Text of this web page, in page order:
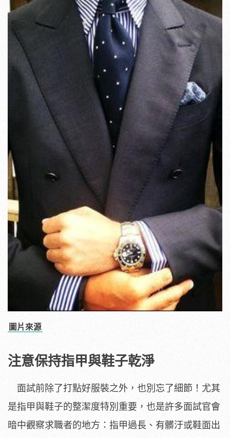
圖片來源
注意保持指甲與鞋子乾淨
面試前除了打點好服裝之外，也別忘了細節！尤其
是指甲與鞋子的整潔度特別重要，也是許多面試官會
暗中觀察求職者的地方：指甲過長、有髒汙或鞋面出